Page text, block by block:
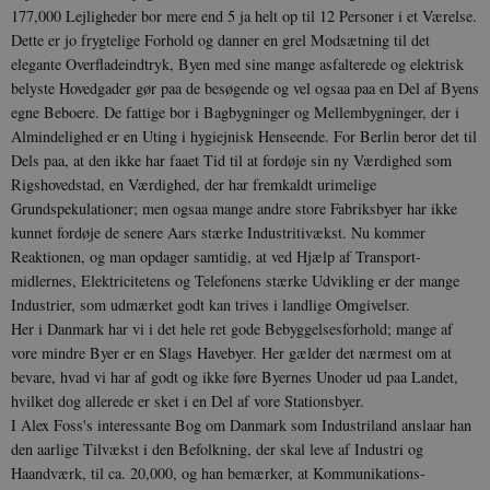
177,000 Lejligheder bor mere end 5 ja helt op til 12 Personer i et Værelse.
Dette er jo frygtelige Forhold og danner en grel Modsætning til det
elegante Over­fladeindtryk, Byen med sine mange asfalterede og elek­trisk
belyste Hovedgader gør paa de besøgende og vel ogsaa paa en Del af Byens
egne Beboere. De fattige bor i Bagbygninger og Mellembygninger, der i
Almin­delighed er en Uting i hygiejnisk Henseende. For Berlin beror det til
Dels paa, at den ikke har faaet Tid til at fordøje sin ny Værdighed som
Rigshoved­stad, en Værdighed, der har fremkaldt urimelige
Grundspekulationer; men ogsaa mange andre store Fabriksbyer har ikke
kunnet fordøje de senere Aars stærke Industritivækst. Nu kommer
Reaktionen, og man opdager samtidig, at ved Hjælp af Transport­
midlernes, Elektricitetens og Telefonens stærke Ud­vikling er der mange
Industrier, som udmærket godt kan trives i landlige Omgivelser.
Her i Danmark har vi i det hele ret gode Bebyg­gelsesforhold; mange af
vore mindre Byer er en Slags Havebyer. Her gælder det nærmest om at
bevare, hvad vi har af godt og ikke føre Byernes Unoder ud paa Landet,
hvilket dog allerede er sket i en Del af vore Stationsbyer.
I Alex Foss's interessante Bog om Danmark som Industriland anslaar han
den aarlige Tilvækst i den Befolkning, der skal leve af Industri og
Haandværk, til ca. 20,000, og han bemærker, at Kommunikations­
sp_landing
Spotify Inc.
.spotify.com
1 dag
JSESSIONID
Oracle Corporation
.nr-data.net
CookieScriptConsent
CookieScript
danmarkshistorien.dk